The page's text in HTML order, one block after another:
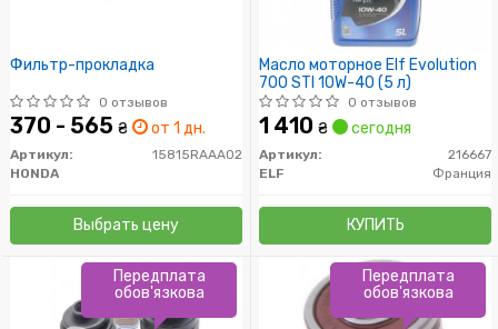
Фильтр-прокладка
0 отзывов
370 - 565 ₴ от 1 дн.
Артикул:
15815RAAA02
HONDA
Выбрать цену
Масло моторное Elf Evolution
700 STI 10W-40 (5 л)
0 отзывов
1 410 ₴ сегодня
Артикул:
216667
ELF
Франция
КУПИТЬ
Передплата
обов'язкова
Передплата
обов'язкова